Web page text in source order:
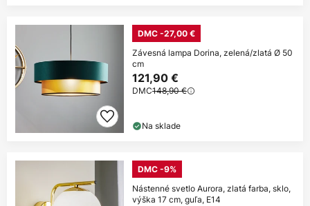
DMC -27,00 €
Závesná lampa Dorina, zelená/zlatá Ø 50
cm
121,90 €
DMC148,90 €
Na sklade
DMC -9%
Nástenné svetlo Aurora, zlatá farba, sklo,
výška 17 cm, guľa, E14